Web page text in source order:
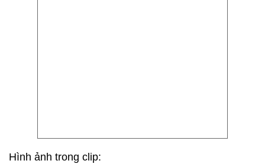
Hình ảnh trong clip: